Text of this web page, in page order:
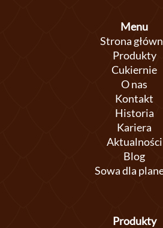
Menu
Strona
Produkty
Cukiernie
O nas
Kontakt
Historia
Kariera
Aktualności
Blog
Sowa dla
Produkty